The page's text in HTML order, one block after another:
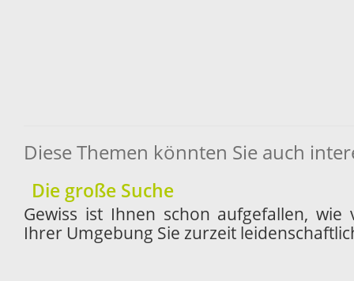
Diese Themen könnten Sie auch
Die große Suche
Gewiss ist Ihnen schon aufgefallen, wie
Ihrer Umgebung Sie zurzeit